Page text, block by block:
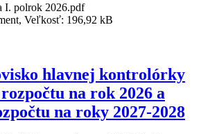
I. polrok 2026.pdf
Veľkosť: 196,92 kB
hlavnej kontrolórky
na rok 2026 a
na roky 2027-2028